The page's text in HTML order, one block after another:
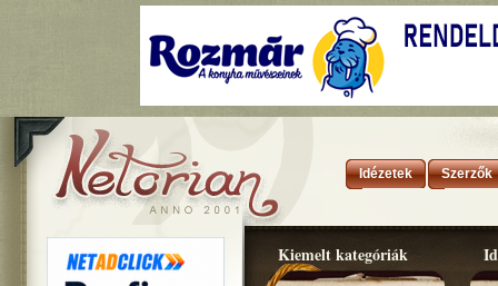
Idézetek Szerzők
Kiemelt kategóriák